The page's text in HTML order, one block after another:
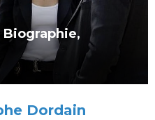
Biographie,
Dordain